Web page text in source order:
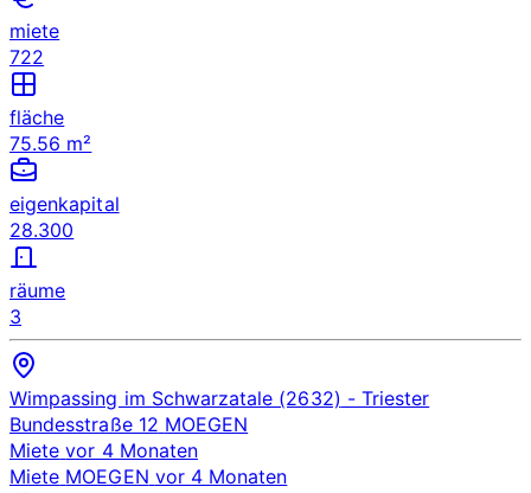
miete
722
fläche
75.56 m²
eigenkapital
28.300
räume
3
Wimpassing im Schwarzatale (2632) - Triester
Bundesstraße 12 MOEGEN
Miete vor 4 Monaten
Miete MOEGEN vor 4 Monaten